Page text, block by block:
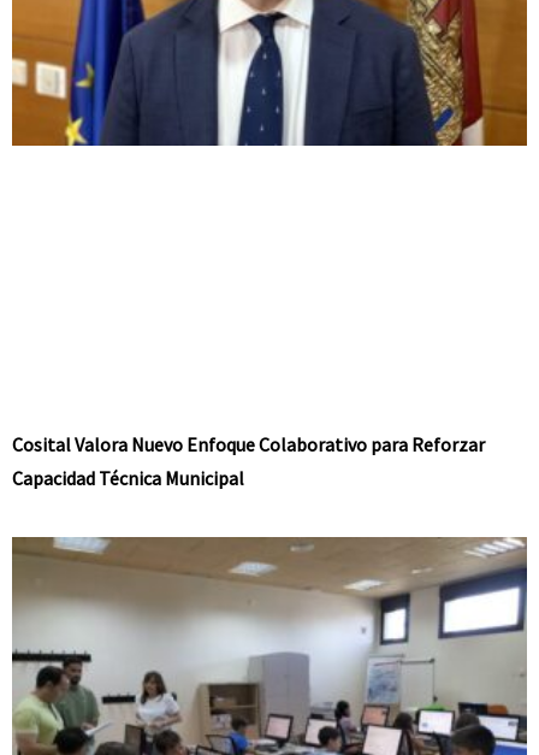
Cosital Valora Nuevo Enfoque Colaborativo para Reforzar
Capacidad Técnica Municipal